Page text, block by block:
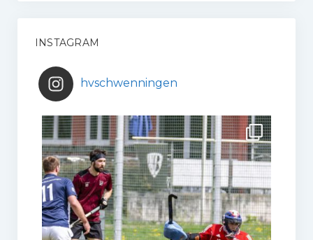
INSTAGRAM
hvschwenningen